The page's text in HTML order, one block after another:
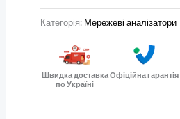
Категорія: Мережеві аналізатори
Швидка доставка
по Україні
Офіційна гарантія